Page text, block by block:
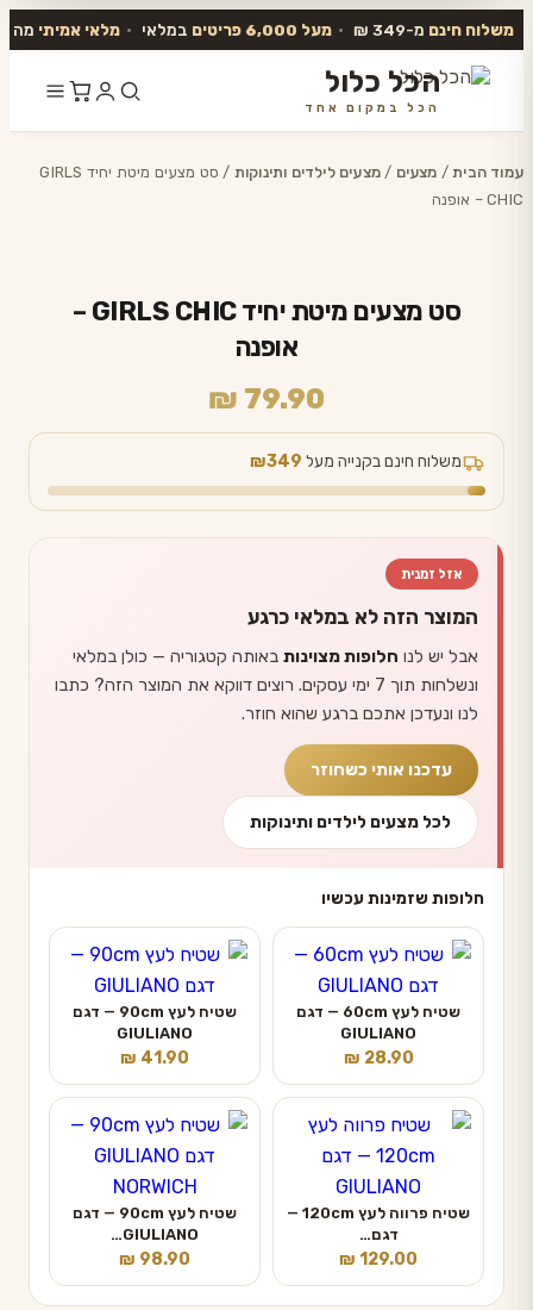
משלוח חינם מ-349 ₪ • מעל 6,000 פריטים במלאי • מלאי אמיתי מה
הכל כלול
הכל במקום אחד
לתוכן
עמוד הבית/ מצעים /מצעים לילדים ותינוקות
/ סט מצעים מיטת יחיד GIRLS
CHIC – אופנה
סט מצעים מיטת יחיד GIRLS CHIC –
אופנה
₪ 79.90
משלוח חינם בקנייה מעל ₪349
אזל זמנית
המוצר הזה לא במלאי כרגע
אבל יש לנו חלופות מצוינות באותה קטגוריה — כולן במלאי
ונשלחות תוך 7 ימי עסקים. רוצים דווקא את המוצר הזה? כתבו
לנו ונעדכן אתכם ברגע שהוא חוזר.
עדכנו אותי כשחוזר
לכל מצעים לילדים ותינוקות
חלופות שזמינות עכשיו
שטיח לעץ 60cm — דגם
GIULIANO
₪ 28.90
שטיח לעץ 90cm — דגם
GIULIANO
₪ 41.90
שטיח פרווה לעץ 120cm —
דגם…
₪ 129.00
שטיח לעץ 90cm — דגם
GIULIANO…
₪ 98.90